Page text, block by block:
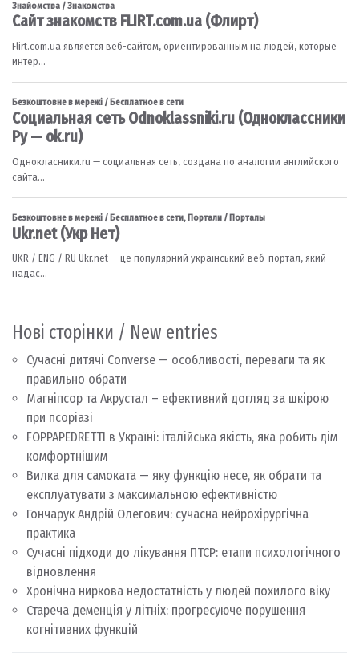
Нові сторінки / New entries
Сучасні дитячі Converse — особливості, переваги та як
правильно обрати
Магніпсор та Акрустал – ефективний догляд за шкірою
при псоріазі
FOPPAPEDRETTI в Україні: італійська якість, яка робить дім
комфортнішим
Вилка для самоката — яку функцію несе, як обрати та
експлуатувати з максимальною ефективністю
Гончарук Андрій Олегович: сучасна нейрохірургічна
практика
Сучасні підходи до лікування ПТСР: етапи психологічного
відновлення
Хронічна ниркова недостатність у людей похилого віку
Стареча деменція у літніх: прогресуюче порушення
когнітивних функцій